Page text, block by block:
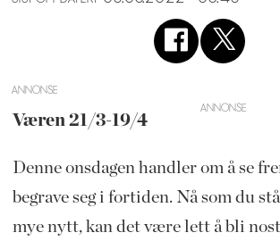
ANNONSE
Væren 21/3-19/4
Denne onsdagen handler om å se
begrave seg i fortiden. Nå som du
mye nytt, kan det være lett å bli